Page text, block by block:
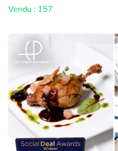
Vendu : 157